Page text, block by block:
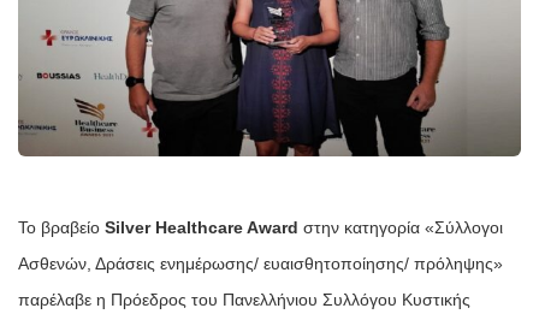
Το βραβείο Silver Healthcare Award στην κατηγορία «Σύλλογοι
Ασθενών, Δράσεις ενημέρωσης/ ευαισθητοποίησης/ πρόληψης»
παρέλαβε η Πρόεδρος του Πανελλήνιου Συλλόγου Κυστικής